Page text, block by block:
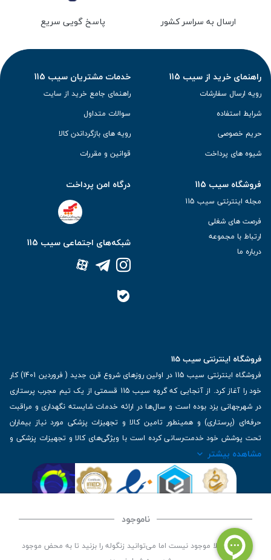
ناموجود
این کالا فعلا موجود نیست اما می‌توانید زنگوله را بزنید تا به محض موجود
ارسال به سراسر کشور پاسخ گویی سریع
راهنمای خرید از سیب 115
رویه ارسال سفارشات
شرایط استفاده
حریم خصوصی
شیوه های پرداخت
خدمات مشتریان سیب 115
راهنمای جامع خرید از سایت
سوالات متداول
رویه های بازگرداندن کالا
قوانین و مقررات
فروشگاه سیب 115
مجله اینترنتی سیب 115
فرصت های شغلی
ارتباط با مجموعه
درباره ما
درگاه امن پرداخت
شبکه‌های اجتماعی سیب 115
فروشگاه اینترنتی سیب 115
فروشگاه اینترنتی سیب 115 در اولین روزهای شروع قرن جدید ( فروردین 1401) کار
خود را آغاز کرد. از آنجایی که گروه سیب 115 قسمتی از یک تیم مجرب پرستاری
در شهرجهانی یزد بوده است و سال‌ها در ارائه خدمات شایسته نگهداری و مراقبت
حرفه‌ای (پرستاری) و همینطور تامین کالا و تجهیزات پزشکی مورد نیاز بیماران
تحت پوشش خود خدمت‌رسانی کرده است با ویژگی‌های کالا و تجهیزات پزشکی و
برترین برندهای موجود در بازار اطلاعات بسیار ارزشمندی را دارا می‌باشد
| تلفن تماس : 36333383-035 | ایمیل: Info@Sib115.com
مشاهده بیشتر
کلیه حقوق این سایت متعلق به سیب 115 ( فروشگاه لوازم پزشکی سیب 115 ) است، توسعه و
کدنویسی توسطسپکام سیستم